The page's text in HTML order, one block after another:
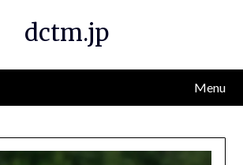
dctm.jp
Menu